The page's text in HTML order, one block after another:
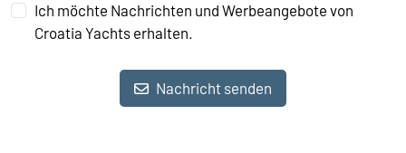
Ich möchte Nachrichten und Werbeangebote von
Croatia Yachts erhalten.
Nachricht senden